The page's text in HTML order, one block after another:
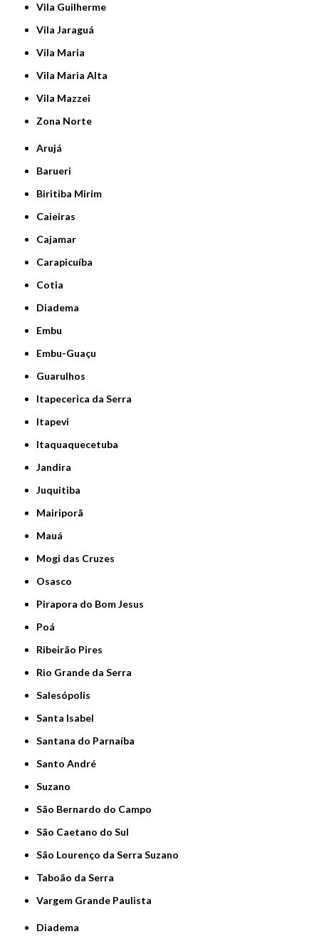
Vila Guilherme
Vila Jaraguá
Vila Maria
Vila Maria Alta
Vila Mazzei
Zona Norte
Arujá
Barueri
Biritiba Mirim
Caieiras
Cajamar
Carapicuíba
Cotia
Diadema
Embu
Embu-Guaçu
Guarulhos
Itapecerica da Serra
Itapevi
Itaquaquecetuba
Jandira
Juquitiba
Mairiporã
Mauá
Mogi das Cruzes
Osasco
Pirapora do Bom Jesus
Poá
Ribeirão Pires
Rio Grande da Serra
Salesópolis
Santa Isabel
Santana do Parnaíba
Santo André
Suzano
São Bernardo do Campo
São Caetano do Sul
São Lourenço da Serra Suzano
Taboão da Serra
Vargem Grande Paulista
Diadema